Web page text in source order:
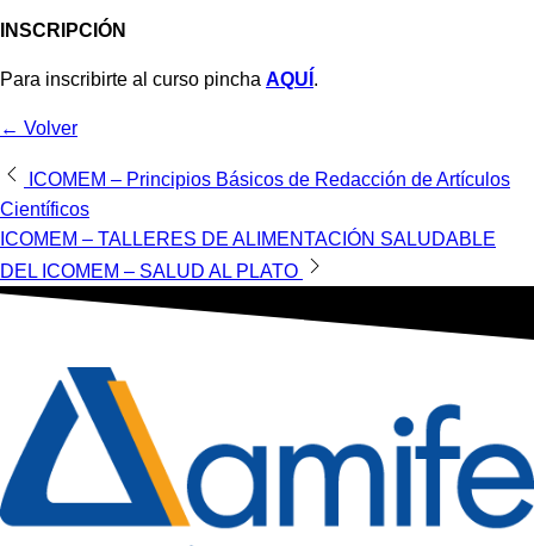
INSCRIPCIÓN
Para inscribirte al curso pincha AQUÍ .
← Volver
Navegación
de
entradas
ICOMEM – Principios Básicos de Redacción de Artículos
Científicos
ICOMEM – TALLERES DE ALIMENTACIÓN SALUDABLE
DEL ICOMEM – SALUD AL PLATO